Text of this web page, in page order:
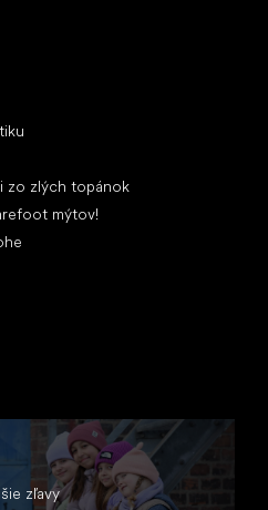
zo zlých topánok
mýtov!
zľavy